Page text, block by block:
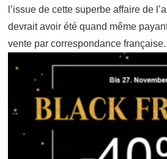
l’issue de cette superbe affaire de
devrait avoir été quand même
vente par correspondance